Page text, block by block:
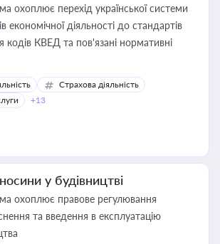
охоплює перехід української системи
економічної діяльності до стандартів
кодів КВЕД та пов'язані нормативні
Страхова діяльність
+13
у будівництві
охоплює правове регулювання
та введення в експлуатацію